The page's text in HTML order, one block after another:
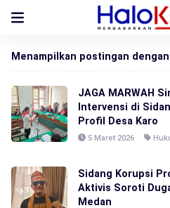
Menampilkan postingan
JAGA MARWAH
Intervensi di
Profil Desa Karo
5 Maret 2026
Sidang Korupsi
Aktivis Soroti
Medan